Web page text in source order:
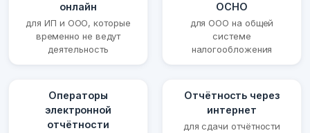
онлайн
для ИП и ООО, которые
временно не ведут
деятельность
ОСНО
для ООО на общей
системе
налогообложения
Операторы
электронной
отчётности
Отчётность через
интернет
для сдачи отчётности